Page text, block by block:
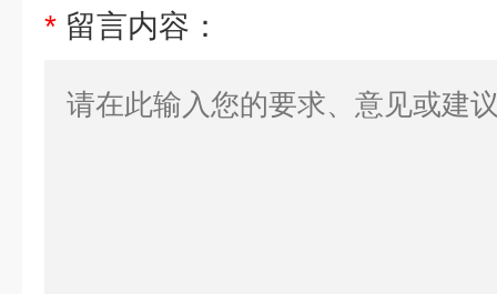
* 留言内容：